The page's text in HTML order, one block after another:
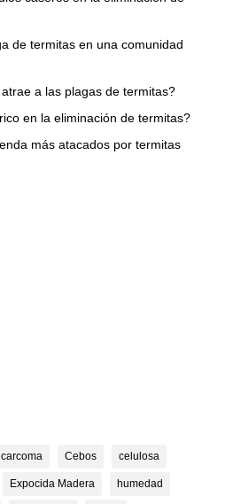
de termitas en una comunidad
a las plagas de termitas?
en la eliminación de termitas?
más atacados por termitas
carcoma Cebos celulosa
Expocida Madera humedad